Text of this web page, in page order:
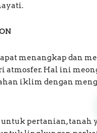
menangkap dan
atmosfer. Hal ini
iklim dengan
pertanian, tanah